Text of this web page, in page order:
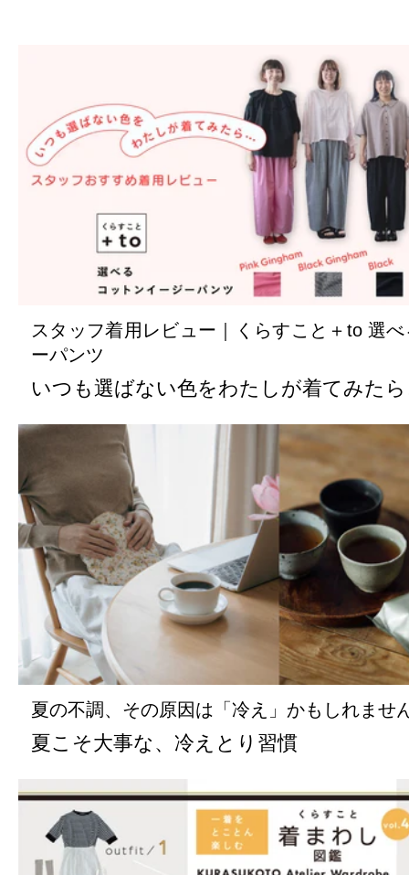
スタッフ着用レビュー｜くらすこと＋to 選
ーパンツ
いつも選ばない色をわたしが着てみた
夏の不調、その原因は「冷え」かもしれませ
夏こそ大事な、冷えとり習慣